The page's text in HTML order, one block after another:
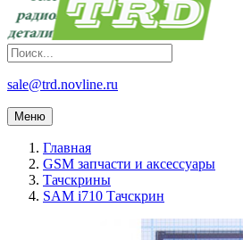
sale@trd.novline.ru
Меню
Главная
GSM запчасти и аксессуары
Тачскрины
SAM i710 Тачскрин